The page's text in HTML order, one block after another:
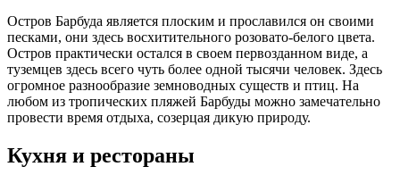
Остров Барбуда является плоским и прославился он своими
песками, они здесь восхитительного розовато-белого цвета.
Остров практически остался в своем первозданном виде, а
туземцев здесь всего чуть более одной тысячи человек. Здесь
огромное разнообразие земноводных существ и птиц. На
любом из тропических пляжей Барбуды можно замечательно
провести время отдыха, созерцая дикую природу.
Кухня и рестораны